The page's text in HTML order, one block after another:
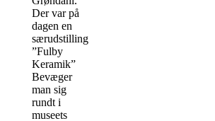
Der var på
dagen en
særudstilling
”Fulby
Keramik”
Bevæger
man sig
rundt i
museets